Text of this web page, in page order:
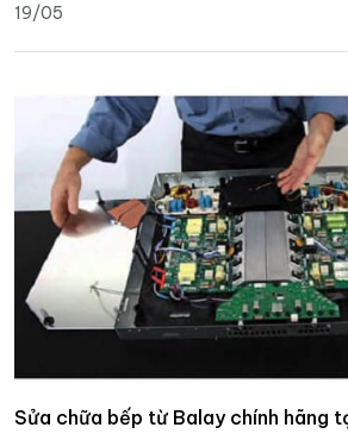
19/05
Sửa chữa bếp từ Balay chính hãng